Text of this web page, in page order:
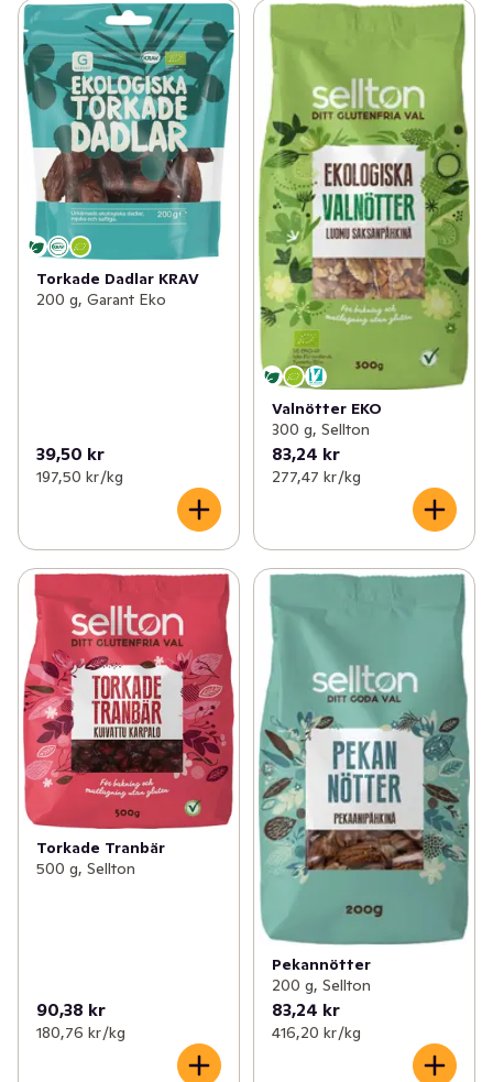
Torkade Dadlar KRAV
200 g, Garant Eko
39,50 kr
197,50 kr /kg
Valnötter EKO
300 g, Sellton
83,24 kr
277,47 kr /kg
Torkade Tranbär
500 g, Sellton
90,38 kr
180,76 kr /kg
Pekannötter
200 g, Sellton
83,24 kr
416,20 kr /kg